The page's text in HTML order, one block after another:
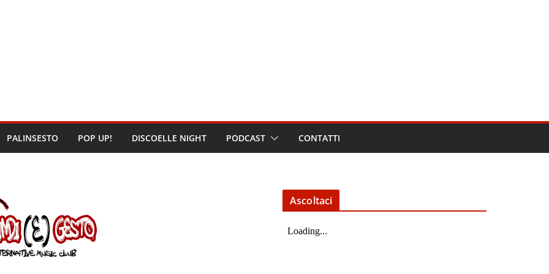
PALINSESTO POP UP! DISCOELLE NIGHT PODCAST CONTATTI
Ascoltaci